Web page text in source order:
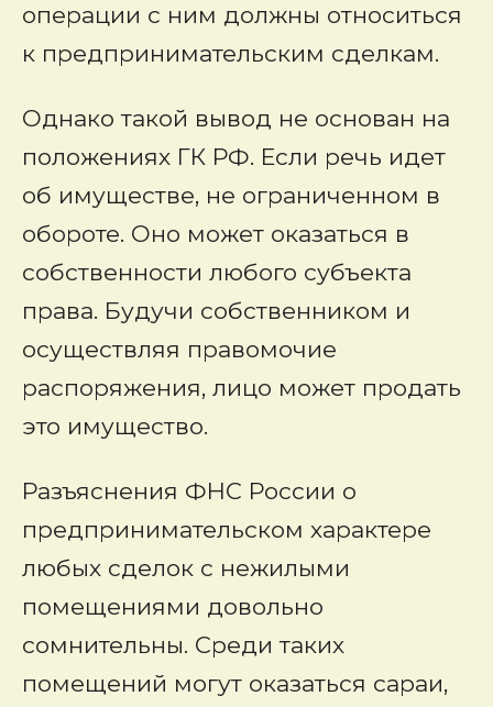
операции с ним должны относиться
к предпринимательским сделкам.
Однако такой вывод не основан на
положениях ГК РФ. Если речь идет
об имуществе, не ограниченном в
обороте. Оно может оказаться в
собственности любого субъекта
права. Будучи собственником и
осуществляя правомочие
распоряжения, лицо может продать
это имущество.
Разъяснения ФНС России о
предпринимательском характере
любых сделок с нежилыми
помещениями довольно
сомнительны. Среди таких
помещений могут оказаться сараи,